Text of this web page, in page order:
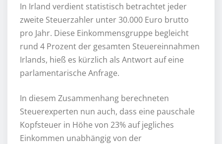
In Irland verdient statistisch betrachtet jeder
zweite Steuerzahler unter 30.000 Euro brutto
pro Jahr. Diese Einkommensgruppe begleicht
rund 4 Prozent der gesamten Steuereinnahmen
Irlands, hieß es kürzlich als Antwort auf eine
parlamentarische Anfrage.
In diesem Zusammenhang berechneten
Steuerexperten nun auch, dass eine pauschale
Kopfsteuer in Höhe von 23% auf jegliches
Einkommen unabhängig von der